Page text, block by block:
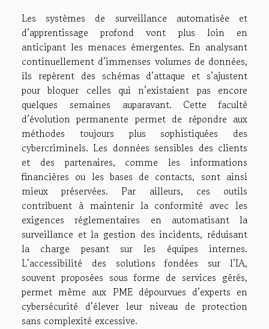
Les systèmes de surveillance automatisée et
d’apprentissage profond vont plus loin en
anticipant les menaces émergentes. En analysant
continuellement d’immenses volumes de données,
ils repèrent des schémas d’attaque et s’ajustent
pour bloquer celles qui n’existaient pas encore
quelques semaines auparavant. Cette faculté
d’évolution permanente permet de répondre aux
méthodes toujours plus sophistiquées des
cybercriminels. Les données sensibles des clients
et des partenaires, comme les informations
financières ou les bases de contacts, sont ainsi
mieux préservées. Par ailleurs, ces outils
contribuent à maintenir la conformité avec les
exigences réglementaires en automatisant la
surveillance et la gestion des incidents, réduisant
la charge pesant sur les équipes internes.
L’accessibilité des solutions fondées sur l’IA,
souvent proposées sous forme de services gérés,
permet même aux PME dépourvues d’experts en
cybersécurité d’élever leur niveau de protection
sans complexité excessive.